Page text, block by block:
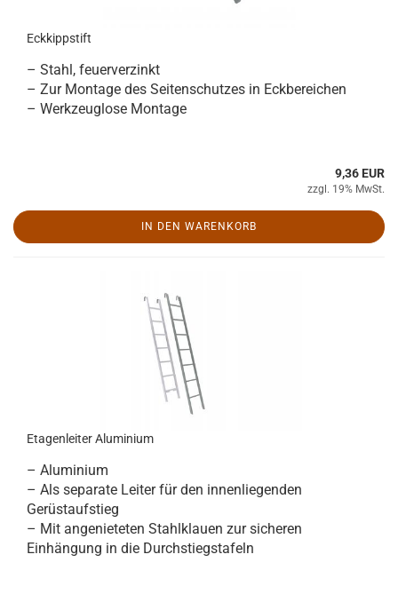
Eckkippstift
– Stahl, feuerverzinkt
– Zur Montage des Seitenschutzes in Eckbereichen
– Werkzeuglose Montage
9,36 EUR
zzgl. 19% MwSt.
IN DEN WARENKORB
Etagenleiter Aluminium
– Aluminium
– Als separate Leiter für den innenliegenden
Gerüstaufstieg
– Mit angenieteten Stahlklauen zur sicheren
Einhängung in die Durchstiegstafeln